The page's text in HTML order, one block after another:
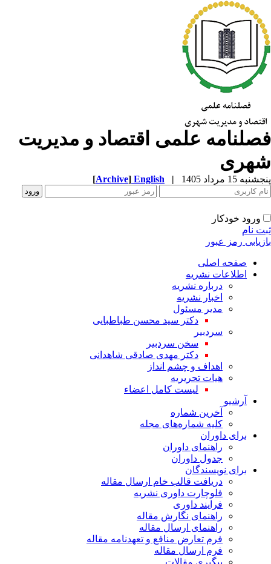
علمی اقتصاد و مدیریت
15 مرداد 1405 |
English
[Archive]
ورود خودکار
نام
رمز عبور
صفحه اصلی
اطلاعات نشریه
درباره نشریه
اخبار نشریه
مدیر مسئول
دکتر سید محسن طباطبایی
سردبیر
سخن سردبیر
دکتر مهدی صادقی شاهدانی
اهداف و چشم انداز
هیات تحریریه
لیست کامل اعضاء
آرشیو
آخرین شماره
کلیه شماره‌های مجله
برای داوران
راهنمای داوران
جدول داوران
برای نویسندگان
دریافت قالب خام ارسال مقاله
فلوچارت داوری نشریه
فرایند داوری
راهنمای نگارش مقاله
راهنمای ارسال مقاله
فرم تعارض منافع و تعهدنامه مقاله
فرم ارسال مقاله
پیگیری مقالات